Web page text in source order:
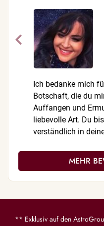
Ich bedanke mich
Botschaft, die du
Auffangen und
liebevolle Art. Du
verständlich in
gleiche Frage stellt,
und deine hohe
Dank für alles, du
MEHR
** Exklusiv auf den